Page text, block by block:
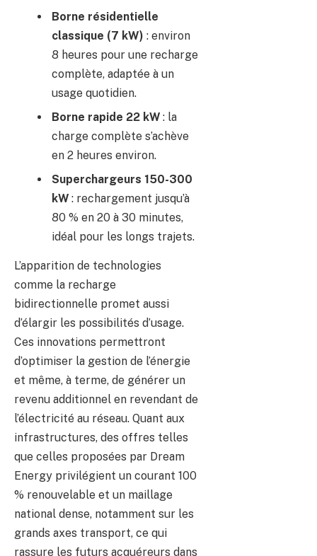
Borne résidentielle
classique (7 kW) : environ
8 heures pour une recharge
complète, adaptée à un
usage quotidien.
Borne rapide 22 kW : la
charge complète s’achève
en 2 heures environ.
Superchargeurs 150-300
kW : rechargement jusqu’à
80 % en 20 à 30 minutes,
idéal pour les longs trajets.
L’apparition de technologies
comme la recharge
bidirectionnelle promet aussi
d’élargir les possibilités d’usage.
Ces innovations permettront
d’optimiser la gestion de l’énergie
et même, à terme, de générer un
revenu additionnel en revendant de
l’électricité au réseau. Quant aux
infrastructures, des offres telles
que celles proposées par Dream
Energy privilégient un courant 100
% renouvelable et un maillage
national dense, notamment sur les
grands axes transport, ce qui
rassure les futurs acquéreurs dans